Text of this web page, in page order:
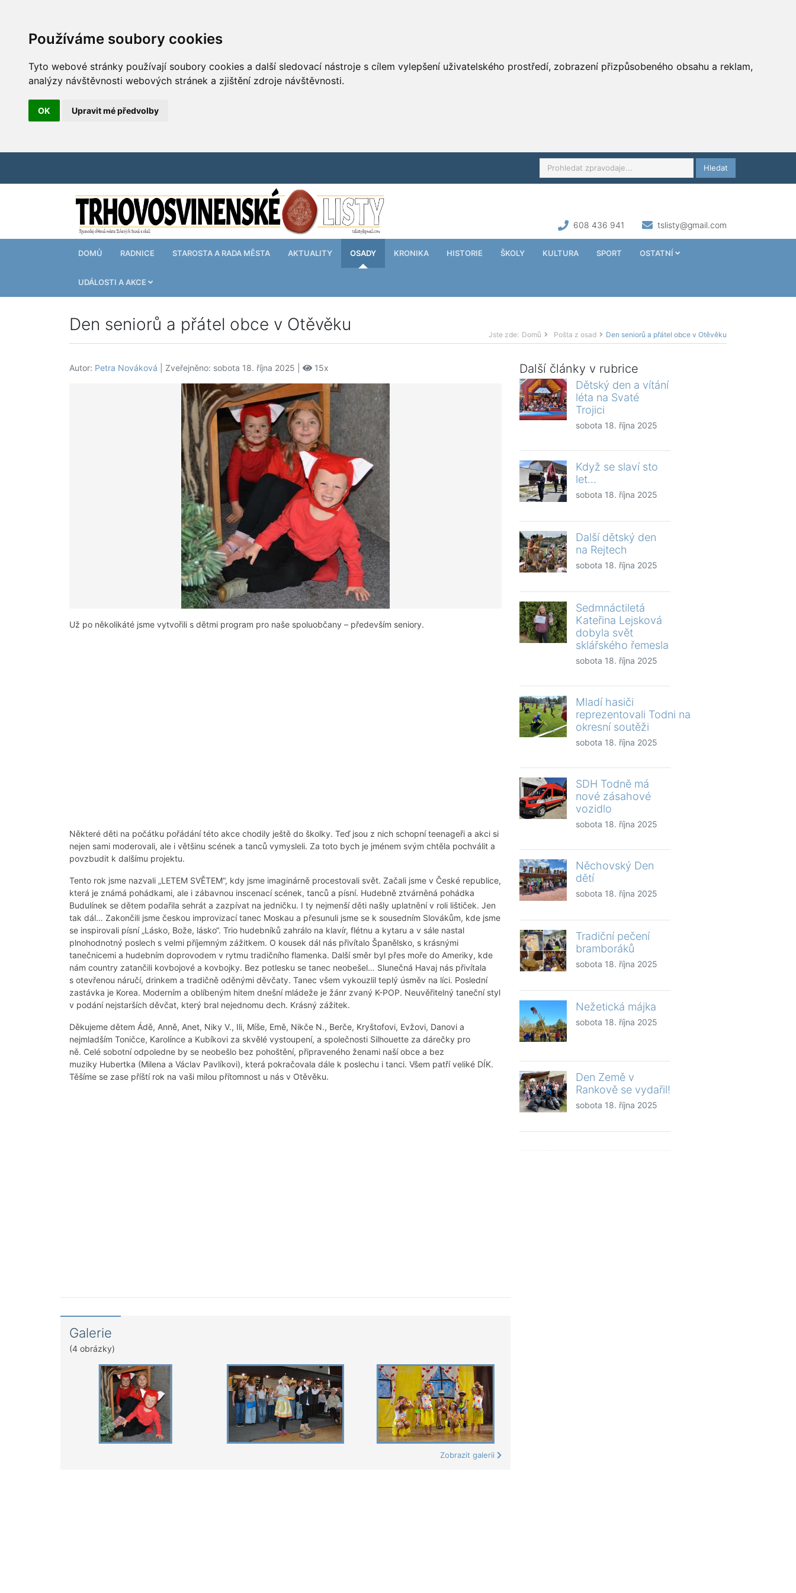
Používáme soubory cookies
Tyto webové stránky používají soubory cookies a další sledovací nástroje s cílem vylepšení uživatelského prostředí, zobrazení přizpůsobeného obsahu a reklam,
analýzy návštěvnosti webových stránek a zjištění zdroje návštěvnosti.
OK Upravit mé předvolby
Hledat
608 436 941 tslisty@gmail.com
DOMŮ RADNICE STAROSTA A RADA MĚSTA AKTUALITY OSADY KRONIKA HISTORIE ŠKOLY KULTURA SPORT OSTATNÍ
UDÁLOSTI A AKCE
Den seniorů a přátel obce v Otěvěku
Jste zde: Domů Pošta z osad Den seniorů a přátel obce v Otěvěku
Autor: Petra Nováková | Zveřejněno: sobota 18. října 2025 | 15x
Už po několikáté jsme vytvořili s dětmi program pro naše spoluobčany – především seniory.
Některé děti na počátku pořádání této akce chodily ještě do školky. Teď jsou z nich schopní teenageři a akci si
nejen sami moderovali, ale i většinu scének a tanců vymysleli. Za toto bych je jménem svým chtěla pochválit a
povzbudit k dalšímu projektu.
Tento rok jsme nazvali „LETEM SVĚTEM“, kdy jsme imaginárně procestovali svět. Začali jsme v České republice,
která je známá pohádkami, ale i zábavnou inscenací scének, tanců a písní. Hudebně ztvárněná pohádka
Budulínek se dětem podařila sehrát a zazpívat na jedničku. I ty nejmenší děti našly uplatnění v roli lištiček. Jen
tak dál… Zakončili jsme českou improvizací tanec Moskau a přesunuli jsme se k sousedním Slovákům, kde jsme
se inspirovali písní „Lásko, Bože, lásko“. Trio hudebníků zahrálo na klavír, flétnu a kytaru a v sále nastal
plnohodnotný poslech s velmi příjemným zážitkem. O kousek dál nás přivítalo Španělsko, s krásnými
tanečnicemi a hudebním doprovodem v rytmu tradičního flamenka. Další směr byl přes moře do Ameriky, kde
nám country zatančili kovbojové a kovbojky. Bez potlesku se tanec neobešel… Slunečná Havaj nás přivítala
s otevřenou náručí, drinkem a tradičně oděnými děvčaty. Tanec všem vykouzlil teplý úsměv na líci. Poslední
zastávka je Korea. Moderním a oblíbeným hitem dnešní mládeže je žánr zvaný K-POP. Neuvěřitelný taneční styl
v podání nejstarších děvčat, který bral nejednomu dech. Krásný zážitek.
Děkujeme dětem Ádě, Anně, Anet, Niky V., Ili, Míše, Emě, Nikče N., Berče, Kryštofovi, Evžovi, Danovi a
nejmladším Toničce, Karolínce a Kubíkovi za skvělé vystoupení, a společnosti Silhouette za dárečky pro
ně. Celé sobotní odpoledne by se neobešlo bez pohoštění, připraveného ženami naší obce a bez
muziky Hubertka (Milena a Václav Pavlíkovi), která pokračovala dále k poslechu i tanci. Všem patří veliké DÍK.
Těšíme se zase příští rok na vaši milou přítomnost u nás v Otěvěku.
Galerie
(4 obrázky)
Zobrazit galerii
Další články v rubrice
Dětský den a vítání
léta na Svaté
Trojici
sobota 18. října 2025
Když se slaví sto
let…
sobota 18. října 2025
Další dětský den
na Rejtech
sobota 18. října 2025
Sedmnáctiletá
Kateřina Lejsková
dobyla svět
sklářského řemesla
sobota 18. října 2025
Mladí hasiči
reprezentovali Todni na
okresní soutěži
sobota 18. října 2025
SDH Todně má
nové zásahové
vozidlo
sobota 18. října 2025
Něchovský Den
dětí
sobota 18. října 2025
Tradiční pečení
bramboráků
sobota 18. října 2025
Nežetická májka
sobota 18. října 2025
Den Země v
Rankově se vydařil!
sobota 18. října 2025